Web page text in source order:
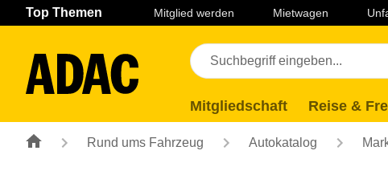
Navigation Seiteninhalt Fußzeile
Top Themen Mitglied werden Mietwagen
Mitgliedschaft Reise &
Rund ums Fahrzeug Autokatalog